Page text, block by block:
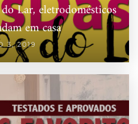
Lar, eletrodomésticos
em casa
3, 2019